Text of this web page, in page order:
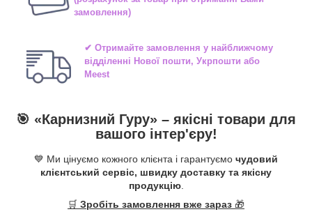
замовлення)
✔ Отримайте замовлення у найближчому
відділенні Нової пошти, Укрпошти або
Meest
🎯 «Карнизний Гуру» – якісні товари для
вашого інтер'єру!
💙 Ми цінуємо кожного клієнта і гарантуємо чудовий
клієнтський сервіс, швидку доставку та якісну
продукцію.
🛒 Зробіть замовлення вже зараз 🎁